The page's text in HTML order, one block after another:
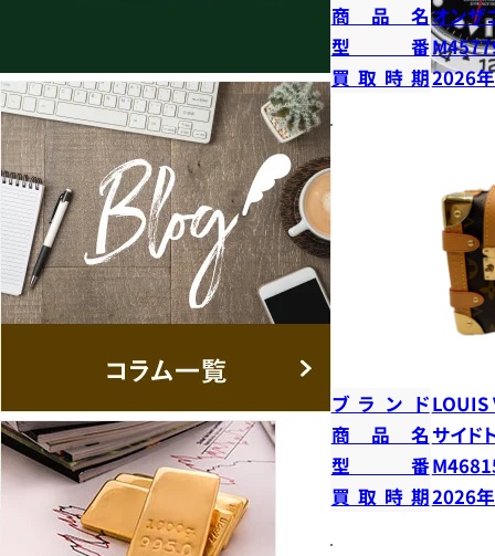
商品名オンザ
型番
買取時期2026
ブランドLOUIS
商品名 サイド
型番
買取時期2026